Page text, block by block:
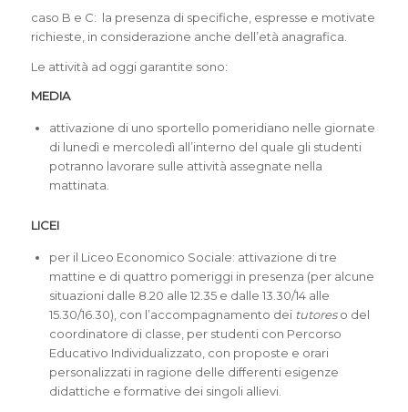
caso B e C: la presenza di specifiche, espresse e motivate
richieste, in considerazione anche dell’età anagrafica.
Le attività ad oggi garantite sono:
MEDIA
attivazione di uno sportello pomeridiano nelle giornate
di lunedì e mercoledì all’interno del quale gli studenti
potranno lavorare sulle attività assegnate nella
mattinata.
LICEI
per il Liceo Economico Sociale: attivazione di tre
mattine e di quattro pomeriggi in presenza (per alcune
situazioni dalle 8.20 alle 12.35 e dalle 13.30/14 alle
15.30/16.30), con l’accompagnamento dei tutoreso del
coordinatore di classe, per studenti con Percorso
Educativo Individualizzato, con proposte e orari
personalizzati in ragione delle differenti esigenze
didattiche e formative dei singoli allievi.